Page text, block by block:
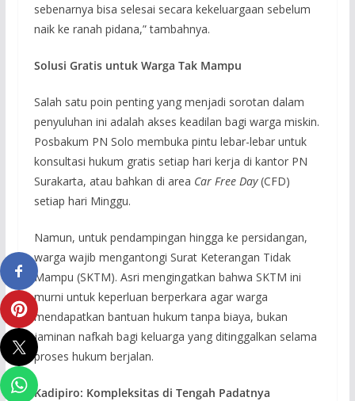
sebenarnya bisa selesai secara kekeluargaan sebelum
naik ke ranah pidana,” tambahnya.
Solusi Gratis untuk Warga Tak Mampu
Salah satu poin penting yang menjadi sorotan dalam
penyuluhan ini adalah akses keadilan bagi warga miskin.
Posbakum PN Solo membuka pintu lebar-lebar untuk
konsultasi hukum gratis setiap hari kerja di kantor PN
Surakarta, atau bahkan di area Car Free Day(CFD)
setiap hari Minggu.
Namun, untuk pendampingan hingga ke persidangan,
warga wajib mengantongi Surat Keterangan Tidak
Mampu (SKTM). Asri mengingatkan bahwa SKTM ini
murni untuk keperluan berperkara agar warga
mendapatkan bantuan hukum tanpa biaya, bukan
jaminan nafkah bagi keluarga yang ditinggalkan selama
proses hukum berjalan.
Kadipiro: Kompleksitas di Tengah Padatnya